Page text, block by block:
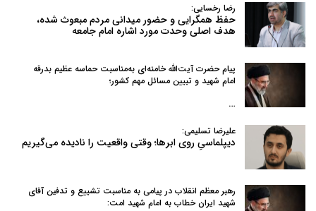
رضا رخسایی:
حفظ همگرایی و حضور میدانی مردم مبعوث شده،
هدف اصلی وحدت مورد اشاره امام جامعه
پیام حضرت آیت‌الله خامنه‌ای به‌مناسبت حماسه عظیم بدرقه
امام شهید و تبیین مسائل مهم کشور؛
…
علیرضا تسلیمی:
دیپلماسیِ روی ابرها؛ وقتی واقعیت را نادیده می‌گیریم
رهبر معظم انقلاب در پیامی به‌ مناسبت تشییع و تدفین آقای
شهید ایران خطاب به امام شهید امت: